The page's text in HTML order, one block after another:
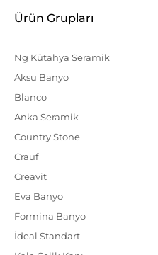
Ürün Grupları
Ng Kütahya Seramik
Aksu Banyo
Blanco
Anka Seramik
Country Stone
Crauf
Creavit
Eva Banyo
Formina Banyo
İdeal Standart